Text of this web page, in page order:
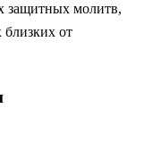
защитных молитв,
близких от